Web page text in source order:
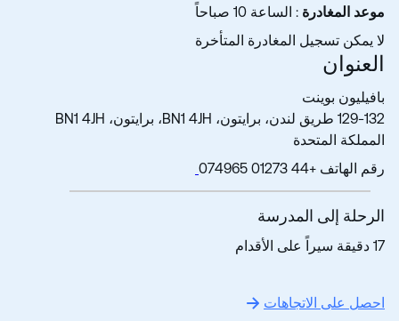
احصل على الاتجاهات
موعد المغادرة : الساعة 10 صباحاً
لا يمكن تسجيل المغادرة المتأخرة
العنوان
بافيليون بوينت
129-132 طريق لندن، برايتون، BN1 4JH، برايتون، BN1 4JH
المملكة المتحدة
رقم الهاتف +44 01273 074965
الرحلة إلى المدرسة
17 دقيقة سيراً على الأقدام